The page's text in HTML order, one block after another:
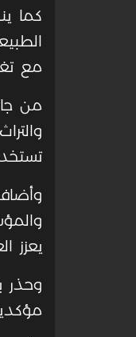
كما
مع
من
يعزز
وحذر